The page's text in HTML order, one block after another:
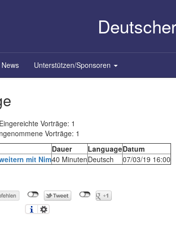
News Unterstützen/Sponsoren
Eingereichte Vorträge: 1
Vorträge: 1
Dauer LanguageDatum
mit Nim‎40 MinutenDeutsch 07/03/19 16:00